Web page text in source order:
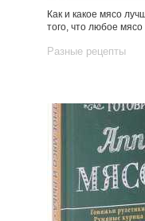
Как и какое мясо
того, что любое мясо
Разные рецепты